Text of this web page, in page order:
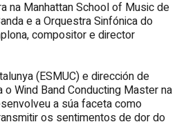
na Manhattan School of Music de
e a Orquestra Sinfónica do
compositor e director
(ESMUC) e dirección de
Wind Band Conducting Master na
a súa faceta como
os sentimentos de dor do